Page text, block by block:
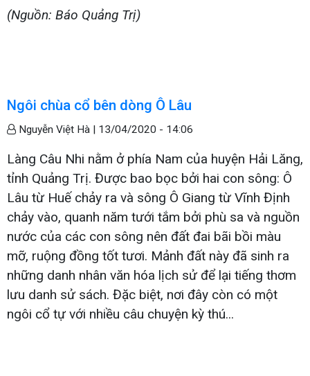
(Nguồn: Báo Quảng Trị)
Ngôi chùa cổ bên dòng Ô Lâu
Nguyễn Việt Hà | 13/04/2020 - 14:06
Làng Câu Nhi nằm ở phía Nam của huyện Hải Lăng,
tỉnh Quảng Trị. Được bao bọc bởi hai con sông: Ô
Lâu từ Huế chảy ra và sông Ô Giang từ Vĩnh Định
chảy vào, quanh năm tưới tắm bởi phù sa và nguồn
nước của các con sông nên đất đai bãi bồi màu
mỡ, ruộng đồng tốt tươi. Mảnh đất này đã sinh ra
những danh nhân văn hóa lịch sử để lại tiếng thơm
lưu danh sử sách. Đặc biệt, nơi đây còn có một
ngôi cổ tự với nhiều câu chuyện kỳ thú...